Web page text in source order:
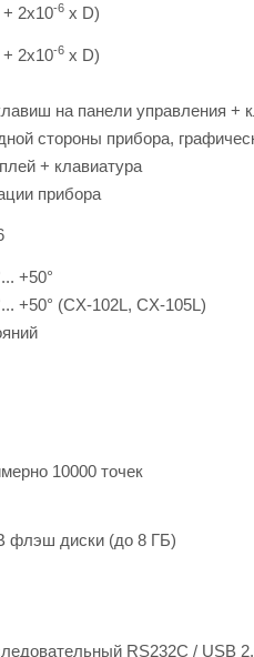
+ 2x10-6 х D)
+ 2x10-6 х D)
на панели управления +
стороны прибора,
+ клавиатура
прибора
+50°
+50° (CX-102L, CX-105L)
10000 точек
флэш диски (до 8 ГБ)
RS232C / USB